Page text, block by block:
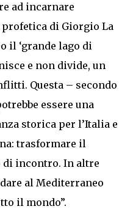
ad incarnare
di Giorgio La
il ‘grande lago di
e non divide, un
Questa – secondo
essere una
storica per l’Italia e
trasformare il
di incontro. In altre
al Mediterraneo
il mondo”.